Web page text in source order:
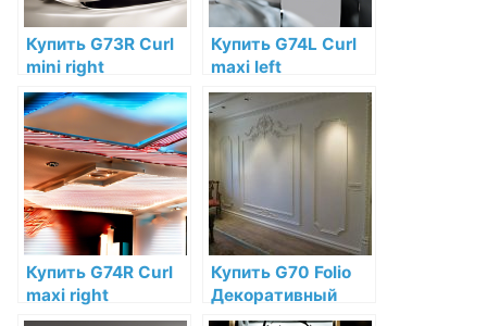
Купить G73R Curl
mini right
Декоративный
элемент мини-
завиток (правый)
Orac Decor
Полиуретан по
низкой цене в
интернет-
магазине
Купить G74L Curl
maxi left
Декоративный
элемент завиток
(левый) Orac Decor
Полиуретан по
низкой цене в
интернет-
магазине
Купить G74R Curl
maxi right
Декоративный
Купить G70 Folio
Декоративный
элемент капля